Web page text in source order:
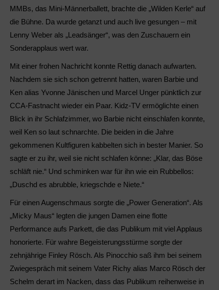
MMBs, das Mini-Männerballett, brachte die „Wilden Kerle“ auf
die Bühne. Da wurde getanzt und auch live gesungen – mit
Lenny Weber als „Leadsänger“, was den Zuschauern ein
Sonderapplaus wert war.
Mit einer frohen Nachricht konnte Rettig danach aufwarten.
Nachdem sie sich schon getrennt hatten, waren Barbie und
Ken alias Yvonne Jänischen und Marcel Unger pünktlich zur
CCA-Fastnacht wieder ein Paar. Kidz-TV ermöglichte einen
Blick in ihr Schlafzimmer, wo Barbie nicht einschlafen konnte,
weil Ken so laut schnarchte. Die beiden in die Jahre
gekommenen Kultfiguren kabbelten sich in bester Manier. So
sagte er zu ihr, weil sie nicht schlafen könne: „Klar, das Böse
schläft nie.“ Und schminken war für ihn wie ein Rubbellos:
„Duschd es abrubble, kriegschde e Niete.“
Für einen Augenschmaus sorgte die „Power Generation“. Als
„Micky Maus“ legten die jungen Damen eine flotte
Performance aufs Parkett, die das Publikum mit viel Applaus
honorierte. Für wahre Begeisterungsstürme sorgte der
zehnjährige Finley Rösch. Als Pinocchio saß ihm bei seinem
Zwiegespräch mit seinem Vater Richy alias Marco Rösch der
Schelm derart im Nacken, dass das Publikum reihenweise in